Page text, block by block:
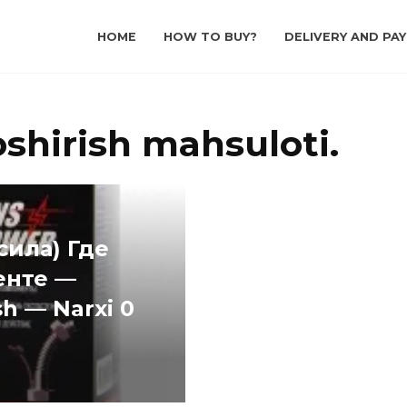
HOME HOW TO BUY? DELIVERY AND
mahsuloti.
Где
—
— Narxi 0